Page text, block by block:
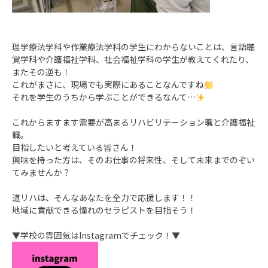
理学療法学科や作業療法学科の学生にわからないことは、言語聴
覚学科や介護福祉学科、社会福祉学科の学生が教えてくれたり、
またその逆も！
これがまさに、現場でも実際にあることなんですね
それを学生のうちから学ぶことができるなんて…
これからますます需要が高まるリハビリテーション職と介護福祉
職。
目指したいと考えている皆さん！
興味を持った方は、そのお仕事の将来性、そして未来までのぞい
てみませんか？
道リハは、そんなあなたを全力で応援します！！
地域に貢献できる憧れのセラピストを目指そう！
▼学校の雰囲気はInstagramでチェック！▼